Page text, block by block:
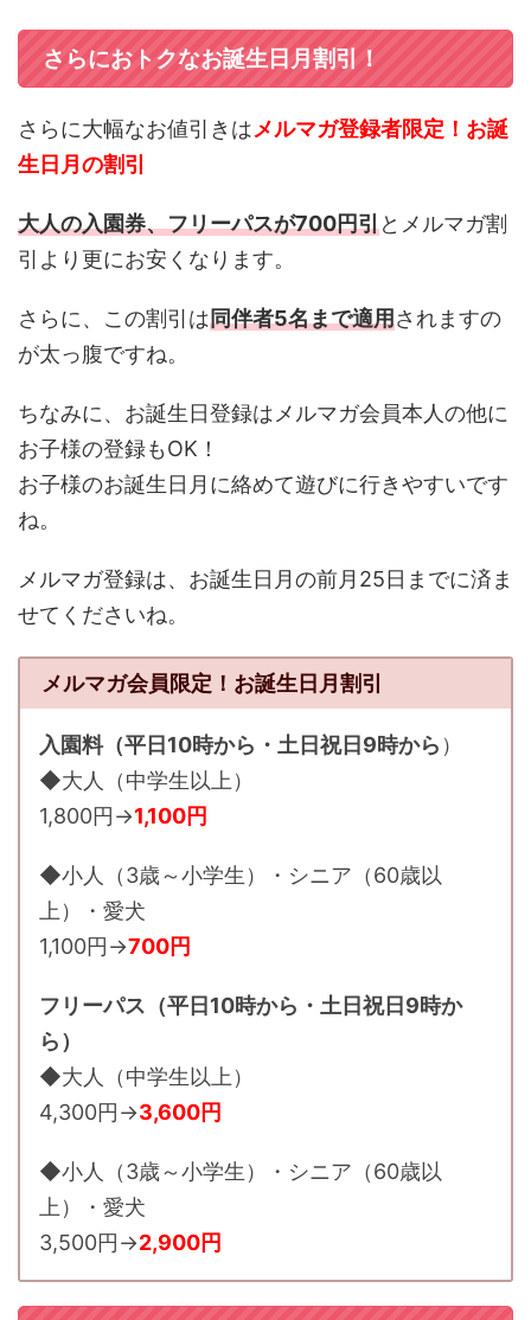
さらにおトクなお誕生日月割引！
さらに大幅なお値引きはメルマガ登録者限定！お誕
生日月の割引
大人の入園券、フリーパスが700円引とメルマガ割
引より更にお安くなります。
さらに、この割引は同伴者5名まで適用されますの
が太っ腹ですね。
ちなみに、お誕生日登録はメルマガ会員本人の他に
お子様の登録もOK！
お子様のお誕生日月に絡めて遊びに行きやすいです
ね。
メルマガ登録は、お誕生日月の前月25日までに済ま
せてくださいね。
メルマガ会員限定！お誕生日月割引
入園料（平日10時から・土日祝日9時から ）
◆大人（中学生以上）
1,800円→1,100円
◆小人（3歳～小学生）・シニア（60歳以
上）・愛犬
1,100円→700円
フリーパス（平日10時から・土日祝日9時か
ら）
◆大人（中学生以上）
4,300円→3,600円
◆小人（3歳～小学生）・シニア（60歳以
上）・愛犬
3,500円→2,900円